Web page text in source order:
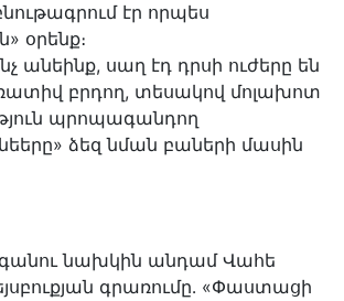
էր որպես
օրենք։
անեինք, սաղ էդ դրսի ուժերը են
բրդող, տեսակով մոլախոտ
պրոպագանդող
ձեզ նման բաների մասին
նախկին անդամ Վահե
գրառումը․ «Փաստացի